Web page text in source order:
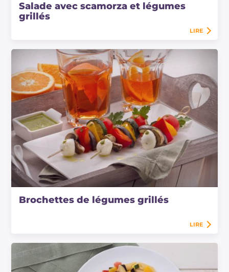
Salade avec scamorza et légumes
grillés
LIRE
Brochettes de légumes grillés
LIRE